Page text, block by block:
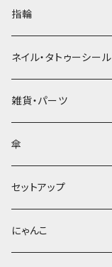
指輪
ネイル・タトゥーシール
雑貨・パーツ
傘
セットアップ
にゃんこ